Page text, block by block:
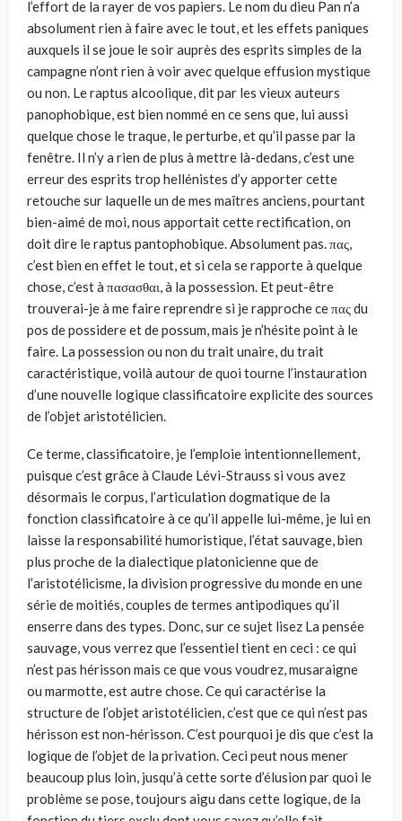
l’effort de la rayer de vos papiers. Le nom du dieu Pan n’a
absolument rien à faire avec le tout, et les effets paniques
auxquels il se joue le soir auprès des esprits simples de la
campagne n’ont rien à voir avec quelque effusion mystique
ou non. Le raptus alcoolique, dit par les vieux auteurs
panophobique, est bien nommé en ce sens que, lui aussi
quelque chose le traque, le perturbe, et qu’il passe par la
fenêtre. Il n’y a rien de plus à mettre là-dedans, c’est une
erreur des esprits trop hellénistes d’y apporter cette
retouche sur laquelle un de mes maîtres anciens, pourtant
bien-aimé de moi, nous apportait cette rectification, on
doit dire le raptus pantophobique. Absolument pas. πας,
c’est bien en effet le tout, et si cela se rapporte à quelque
chose, c’est à πασασθαι, à la possession. Et peut-être
trouverai-je à me faire reprendre si je rapproche ce πας du
pos de possidere et de possum, mais je n’hésite point à le
faire. La possession ou non du trait unaire, du trait
caractéristique, voilà autour de quoi tourne l’instauration
d’une nouvelle logique classificatoire explicite des sources
de l’objet aristotélicien.
Ce terme, classificatoire, je l’emploie intentionnellement,
puisque c’est grâce à Claude Lévi-Strauss si vous avez
désormais le corpus, l’articulation dogmatique de la
fonction classificatoire à ce qu’il appelle lui-même, je lui en
laisse la responsabilité humoristique, l’état sauvage, bien
plus proche de la dialectique platonicienne que de
l’aristotélicisme, la division progressive du monde en une
série de moitiés, couples de termes antipodiques qu’il
enserre dans des types. Donc, sur ce sujet lisez La pensée
sauvage, vous verrez que l’essentiel tient en ceci : ce qui
n’est pas hérisson mais ce que vous voudrez, musaraigne
ou marmotte, est autre chose. Ce qui caractérise la
structure de l’objet aristotélicien, c’est que ce qui n’est pas
hérisson est non-hérisson. C’est pourquoi je dis que c’est la
logique de l’objet de la privation. Ceci peut nous mener
beaucoup plus loin, jusqu’à cette sorte d’élusion par quoi le
problème se pose, toujours aigu dans cette logique, de la